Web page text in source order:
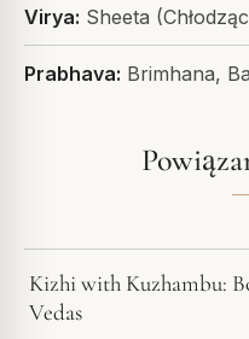
Virya: Sheeta
Prabhava: Brimhana,
Kizhi with Kuzhambu:
Vedas